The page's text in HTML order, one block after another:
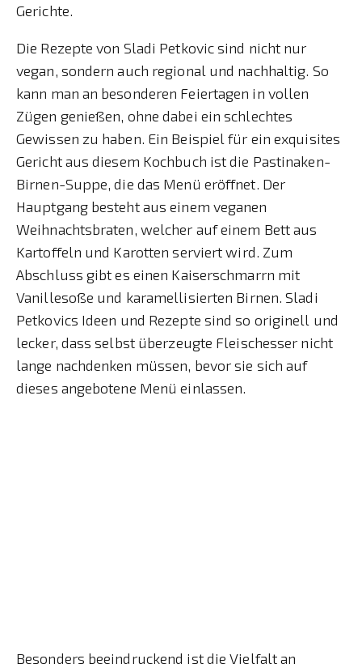
Gerichte.
Die Rezepte von Sladi Petkovic sind nicht nur
vegan, sondern auch regional und nachhaltig. So
kann man an besonderen Feiertagen in vollen
Zügen genießen, ohne dabei ein schlechtes
Gewissen zu haben. Ein Beispiel für ein exquisites
Gericht aus diesem Kochbuch ist die Pastinaken-
Birnen-Suppe, die das Menü eröffnet. Der
Hauptgang besteht aus einem veganen
Weihnachtsbraten, welcher auf einem Bett aus
Kartoffeln und Karotten serviert wird. Zum
Abschluss gibt es einen Kaiserschmarrn mit
Vanillesoße und karamellisierten Birnen. Sladi
Petkovics Ideen und Rezepte sind so originell und
lecker, dass selbst überzeugte Fleischesser nicht
lange nachdenken müssen, bevor sie sich auf
dieses angebotene Menü einlassen.
Besonders beeindruckend ist die Vielfalt an